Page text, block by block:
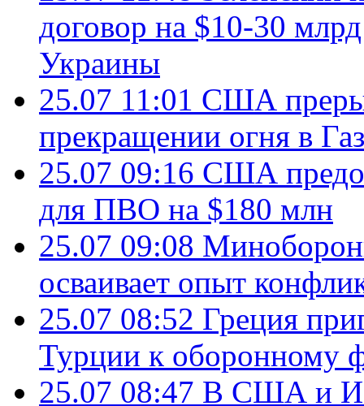
договор на $10-30
Украины
25.07 11:01 США
прекращении огня в
25.07 09:16 США
для ПВО на $180 млн
25.07 09:08
осваивает опыт
25.07 08:52 Греция
Турции к оборонному
25.07 08:47 В США и